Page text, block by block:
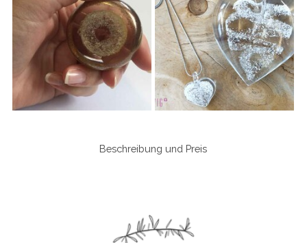
Beschreibung und Preis